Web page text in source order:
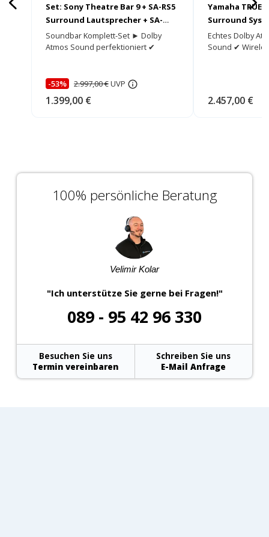
Set: Sony Theatre Bar 9 + SA-RS5
Surround Lautsprecher + SA-
SW5 Subwoofer
Soundbar Komplett-Set ► Dolby
Atmos Sound perfektioniert ✔
-53% 2.997,00 €UVP
1.399,00 €
Yamaha TRUE
Surround
Echtes Dolby
Sound ✔
2.457,00 €
100% persönliche Beratung
Velimir Kolar
"Ich unterstütze Sie gerne bei Fragen!"
089 - 95 42 96 330
Besuchen Sie uns
Termin vereinbaren
Schreiben Sie uns
E-Mail Anfrage